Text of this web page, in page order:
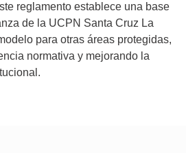
reglamento establece una base
de la UCPN Santa Cruz La
para otras áreas protegidas,
normativa y mejorando la